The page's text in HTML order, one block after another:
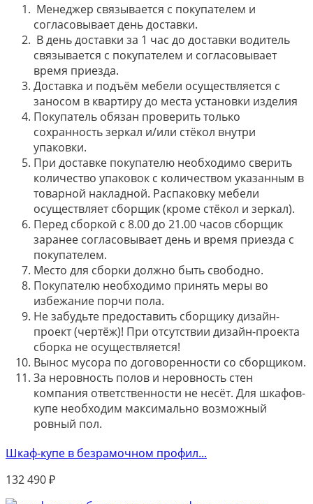
Менеджер связывается с покупателем и
согласовывает день доставки.
В день доставки за 1 час до доставки водитель
связывается с покупателем и согласовывает
время приезда.
Доставка и подъём мебели осуществляется с
заносом в квартиру до места установки изделия
Покупатель обязан проверить только
сохранность зеркал и/или стёкол внутри
упаковки.
При доставке покупателю необходимо сверить
количество упаковок с количеством указанным в
товарной накладной. Распаковку мебели
осуществляет сборщик (кроме стёкол и зеркал).
Перед сборкой с 8.00 до 21.00 часов сборщик
заранее согласовывает день и время приезда с
покупателем.
Место для сборки должно быть свободно.
Покупателю необходимо принять меры во
избежание порчи пола.
Не забудьте предоставить сборщику дизайн-
проект (чертёж)! При отсутствии дизайн-проекта
сборка не осуществляется!
Вынос мусора по договоренности со сборщиком.
За неровность полов и неровность стен
компания ответственности не несёт. Для шкафов-
купе необходим максимально возможный
ровный пол.
Шкаф-купе в безрамочном профил...
132 490₽